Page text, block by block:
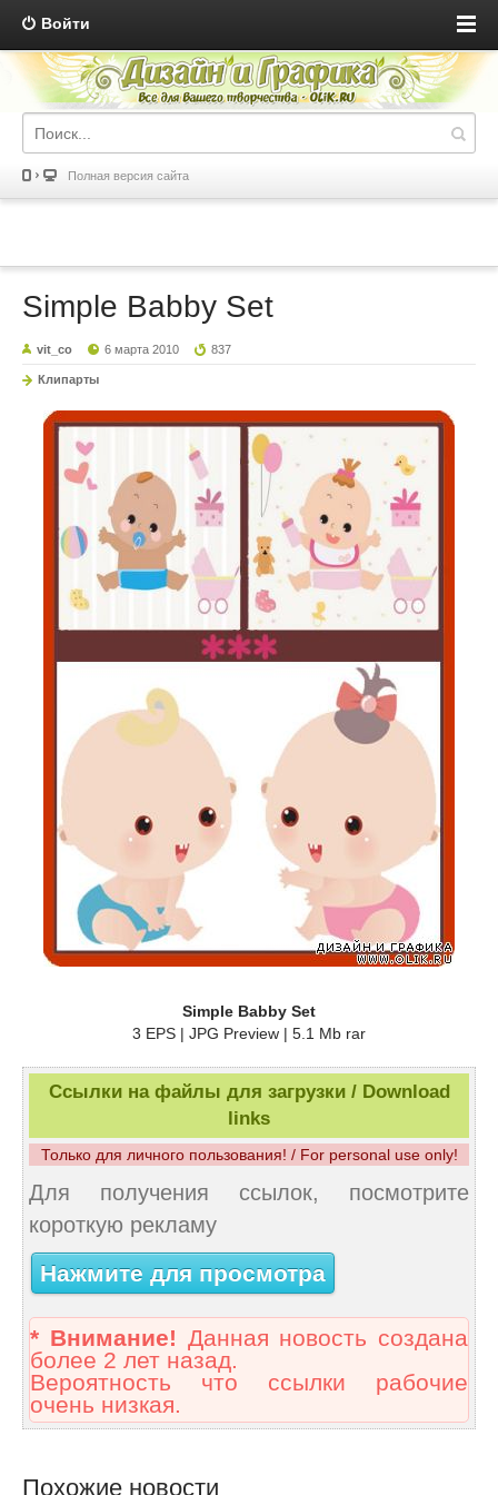
Войти
Полная версия сайта
Simple Babby Set
vit_co 6 марта 2010 837
Клипарты
Simple Babby Set
3 EPS | JPG Preview | 5.1 Mb rar
Ссылки на файлы для загрузки / Download
links
Только для личного пользования! / For personal use only!
Для получения ссылок, посмотрите
короткую рекламу
Нажмите для просмотра
* Внимание! Данная новость создана
более 2 лет назад.
Вероятность что ссылки рабочие
очень низкая.
Похожие новости